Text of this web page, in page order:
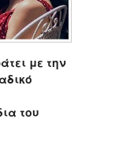
με την
του